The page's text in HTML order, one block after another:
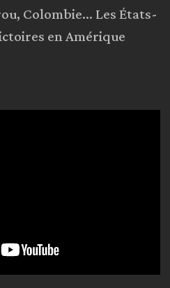
Colombie… Les États-
en Amérique